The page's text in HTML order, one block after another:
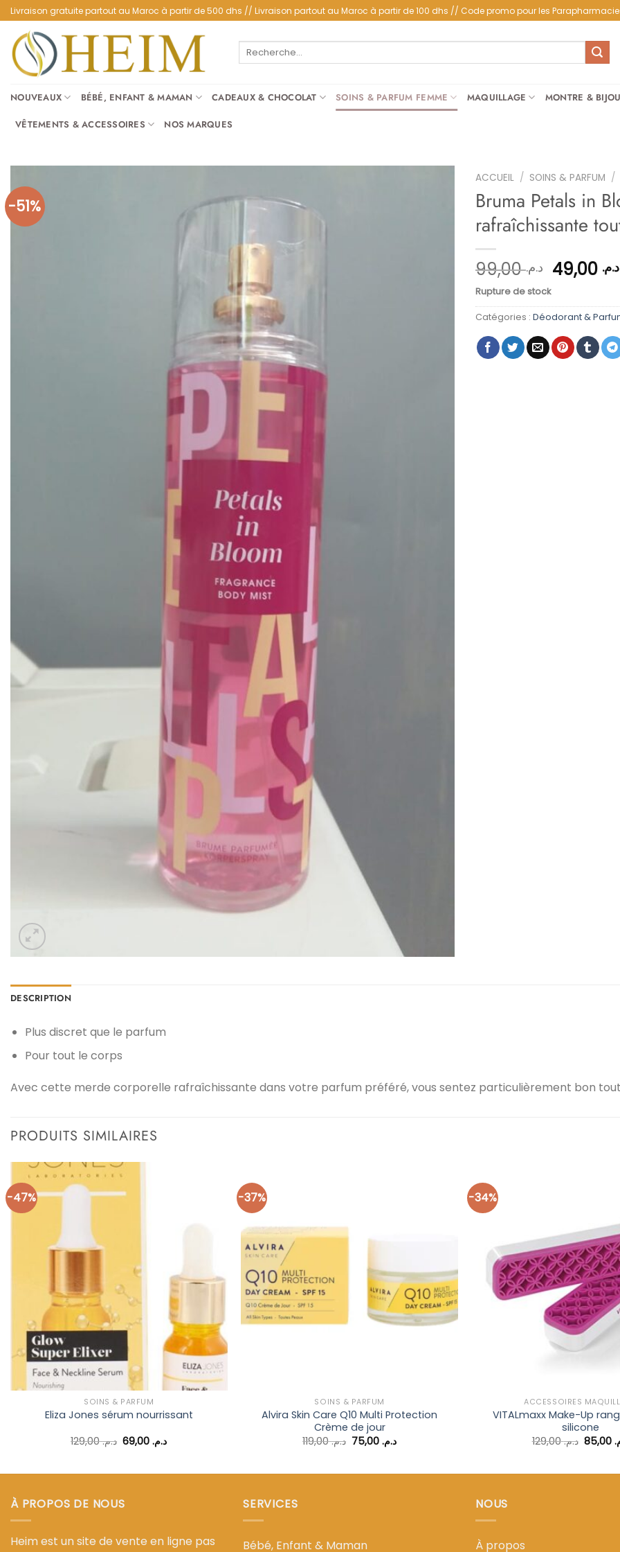
Passer
au
contenu
Livraison gratuite partout au Maroc à partir de 500 dhs // Livraison partout au Maroc à partir de 100 dhs // Code promo pour les
Recherche
NOUVEAUX BÉBÉ, ENFANT & MAMAN CADEAUX & CHOCOLAT SOINS & PARFUM FEMME MAQUILLAGE MONTRE &
VÊTEMENTS & ACCESSOIRES NOS MARQUES
-51%
ACCUEIL / SOINS & PARFUM /
Bruma Petals in
rafraîchissante
د.م.99,00 Le
prix
initial
était :
د.م.
Rupture de stock
Catégories : Déodorant &
DESCRIPTION
Plus discret que le parfum
Pour tout le corps
Avec cette merde corporelle rafraîchissante dans votre parfum préféré, vous sentez particulièrement bon
PRODUITS SIMILAIRES
-47%
Ajouter
SOINS & PARFUM
Eliza Jones sérum nourrissant
د.م.129,00 Le
prix
د.م.69,00 Le
-37%
SOINS & PARFUM
Alvira Skin Care Q10 Multi Protection
Crème de jour
د.م.119,00 Le
prix
د.م.75,00 Le
-34%
ACCESSOIRES
VITALmaxx Make-Up
silicone
د.م.129,00 Le
prix
85,00
À PROPOS DE NOUS
Heim est un site de vente en ligne pas
SERVICES
Bébé, Enfant & Maman
NOUS
À propos